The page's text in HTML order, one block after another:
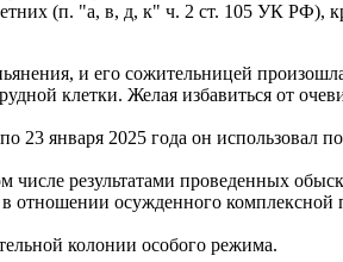
(п. "а, в, д, к" ч. 2 ст. 105 УК РФ),
и его сожительницей
клетки. Желая избавиться от
января 2025 года он использовал
результатами проведенных
отношении осужденного комплексной
колонии особого режима.